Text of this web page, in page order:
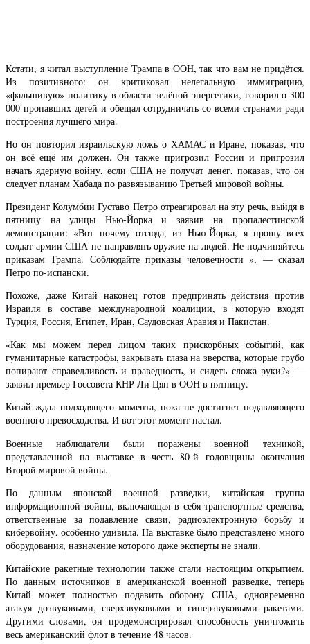
Кстати, я читал выступление Трампа в ООН, так что вам не придётся.
Из позитивного: он критиковал нелегальную иммиграцию,
«фальшивую» политику в области зелёной энергетики, говорил о 300
000 пропавших детей и обещал сотрудничать со всеми странами ради
построения лучшего мира.
Но он повторил израильскую ложь о ХАМАС и Иране, показав, что
он всё ещё им должен. Он также пригрозил России и пригрозил
начать ядерную войну, если США не получат денег, показав, что он
следует планам Хабада по развязыванию Третьей мировой войны.
Президент Колумбии Густаво Петро отреагировал на эту речь, выйдя в
пятницу на улицы Нью-Йорка и заявив на пропалестинской
демонстрации: «Вот почему отсюда, из Нью-Йорка, я прошу всех
солдат армии США не направлять оружие на людей. Не подчиняйтесь
приказам Трампа. Соблюдайте приказы человечности », — сказал
Петро по-испански.
Похоже, даже Китай наконец готов предпринять действия против
Израиля в составе международной коалиции, в которую входят
Турция, Россия, Египет, Иран, Саудовская Аравия и Пакистан.
«Как мы можем перед лицом таких прискорбных событий, как
гуманитарные катастрофы, закрывать глаза на зверства, которые грубо
попирают справедливость и праведность, и сидеть сложа руки?» —
заявил премьер Госсовета КНР Ли Цян в ООН в пятницу.
Китай ждал подходящего момента, пока не достигнет подавляющего
военного превосходства. И вот этот момент настал.
Военные наблюдатели были поражены военной техникой,
представленной на выставке в честь 80-й годовщины окончания
Второй мировой войны.
По данным японской военной разведки, китайская группа
информационной войны, включающая в себя транспортные средства,
ответственные за подавление связи, радиоэлектронную борьбу и
кибервойну, особенно удивила. На выставке было представлено много
оборудования, назначение которого даже эксперты не знали.
Китайские ракетные технологии также стали настоящим открытием.
По данным источников в американской военной разведке, теперь
Китай может полностью подавить оборону США, одновременно
атакуя дозвуковыми, сверхзвуковыми и гиперзвуковыми ракетами.
Другими словами, он продемонстрировал способность уничтожить
весь американский флот в течение 48 часов.